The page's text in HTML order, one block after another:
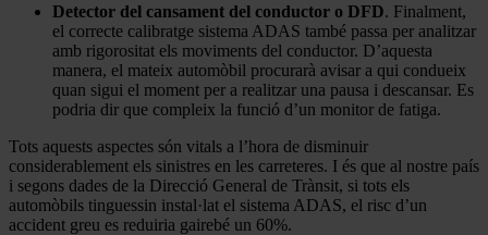
Detector del cansament del conductor o DFD. Finalment,
el correcte calibratge sistema ADAS també passa per analitzar
amb rigorositat els moviments del conductor. D’aquesta
manera, el mateix automòbil procurarà avisar a qui condueix
quan sigui el moment per a realitzar una pausa i descansar. Es
podria dir que compleix la funció d’un monitor de fatiga.
Tots aquests aspectes són vitals a l’hora de disminuir
considerablement els sinistres en les carreteres. I és que al nostre país
i segons dades de la Direcció General de Trànsit, si tots els
automòbils tinguessin instal·lat el sistema ADAS, el risc d’un
accident greu es reduiria gairebé un 60%.